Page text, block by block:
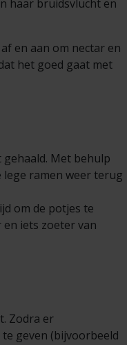
haar bruidsvlucht en
en aan om nectar en
het goed gaat met
Met behulp
ramen weer terug
om de potjes te
iets zoeter van
Zodra er
geven (bijvoorbeeld